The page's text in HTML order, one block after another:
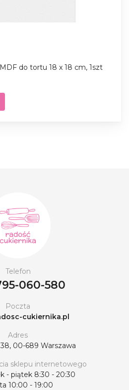
do tortu 18 x 18 cm, 1szt
Telefon
060-580
Poczta
cukiernika.pl
Adres
00-689 Warszawa
sklepu internetowego
- piątek 8:30 - 20:30
10:00 - 19:00